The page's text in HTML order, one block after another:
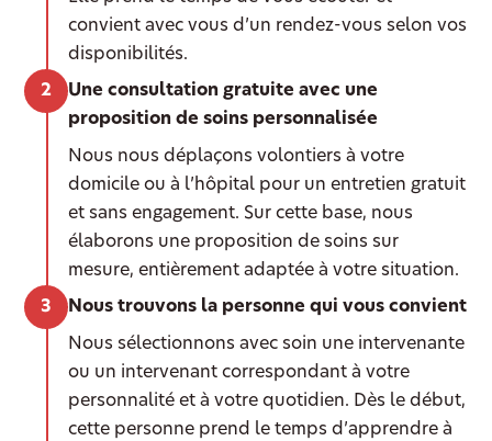
convient avec vous d’un rendez-vous selon vos
disponibilités.
Une consultation gratuite avec une
proposition de soins personnalisée
Nous nous déplaçons volontiers à votre
domicile ou à l’hôpital pour un entretien gratuit
et sans engagement. Sur cette base, nous
élaborons une proposition de soins sur
mesure, entièrement adaptée à votre situation.
Nous trouvons la personne qui vous convient
Nous sélectionnons avec soin une intervenante
ou un intervenant correspondant à votre
personnalité et à votre quotidien. Dès le début,
cette personne prend le temps d’apprendre à